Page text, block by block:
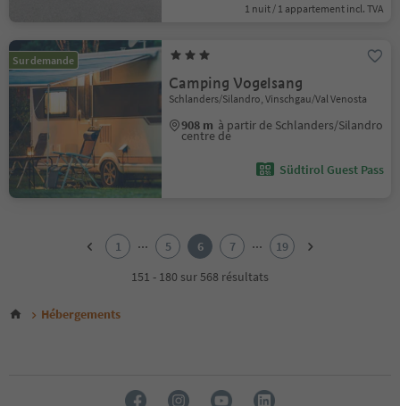
1 nuit / 1 appartement incl. TVA
Sur demande
Camping Vogelsang
Schlanders/Silandro, Vinschgau/Val Venosta
908 m à partir de Schlanders/Silandro
centre de
Südtirol Guest Pass
6
1 ... 5 6 7 ...
19
151 - 180 sur 568 résultats
Hébergements